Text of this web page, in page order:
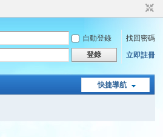
自動登錄
找回密碼
登錄 立即註冊
快捷導航